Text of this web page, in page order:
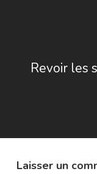
Revoir les
Laisser un